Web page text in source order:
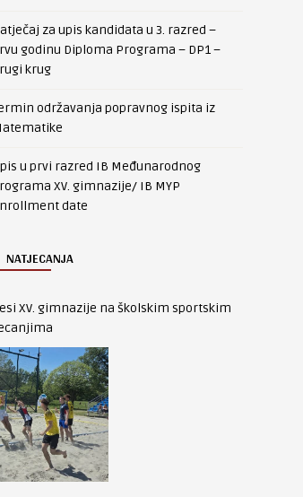
za upis kandidata u 3. razred –
godinu Diploma Programa – DP1 –
krug
održavanja popravnog ispita iz
u prvi razred IB Međunarodnog
XV. gimnazije/ IB MYP
date
NATJECANJA
XV. gimnazije na školskim sportskim